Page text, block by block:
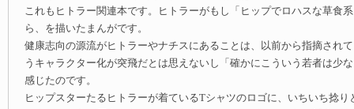
これもヒトラー関連本です。ヒトラーがもし「ヒップでロハスな草食
ら、を描いたまんがです。
健康志向の源流がヒトラーやナチスにあることは、以前から指摘され
うキャラクター化が突飛だとは思えないし「確かにこういう若者は少
感じたのです。
ヒップスターたるヒトラーが着ているTシャツのロゴに、いちいち捻り